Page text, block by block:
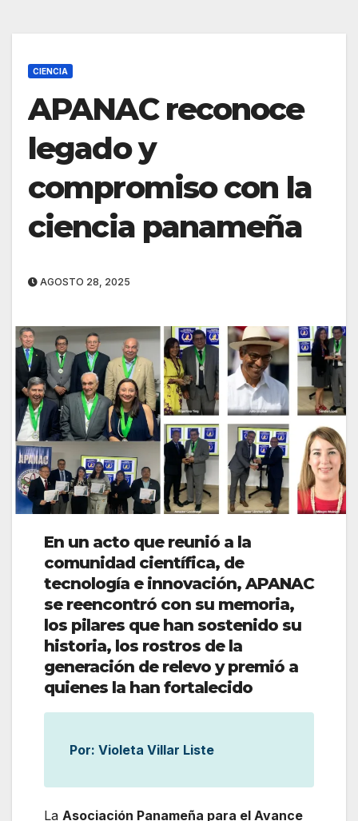
CIENCIA
APANAC reconoce
legado y
compromiso con la
ciencia panameña
AGOSTO 28, 2025
En un acto que reunió a la
comunidad científica, de
tecnología e innovación, APANAC
se reencontró con su memoria,
los pilares que han sostenido su
historia, los rostros de la
generación de relevo y premió a
quienes la han fortalecido
Por: Violeta Villar Liste
La Asociación Panameña para el Avance